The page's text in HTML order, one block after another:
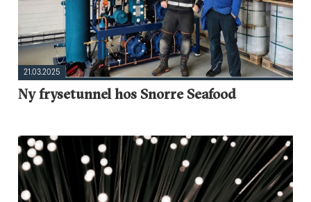
21.03.2025
Ny frysetunnel hos Snorre Seafood